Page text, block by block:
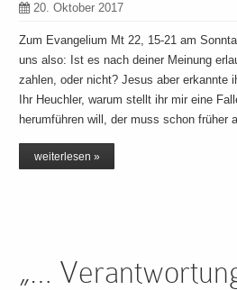
20. Oktober 2017
Zum Evangelium Mt 22, 15-21 am
uns also: Ist es nach deiner Meinung
zahlen, oder nicht? Jesus aber erkannte
Ihr Heuchler, warum stellt ihr mir eine
herumführen will, der muss schon früher
weiterlesen »
„…